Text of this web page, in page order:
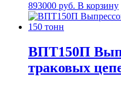
893000 руб. В корзину
ВПТ150П
траковых